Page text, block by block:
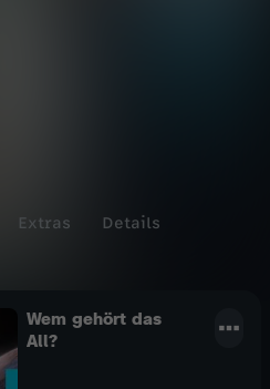
Extras Details
Wem gehört das
All?